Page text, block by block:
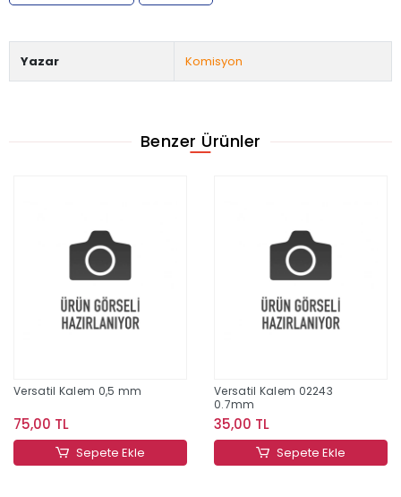
Yazar Komisyon
Benzer Ürünler
Versatil Kalem 0,5 mm
75,00 TL
Sepete Ekle
Versatil Kalem 02243
0.7mm
35,00 TL
Sepete Ekle